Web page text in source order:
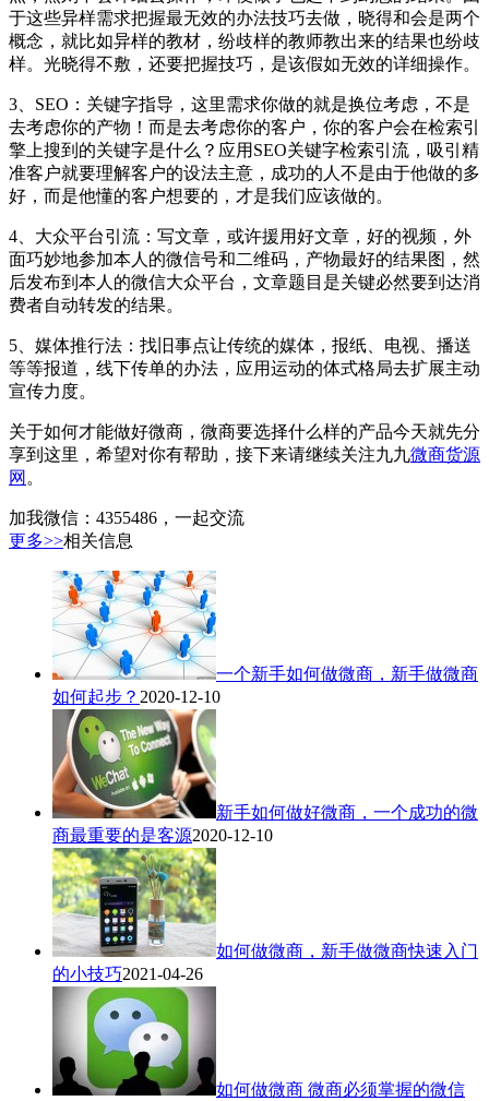
于这些异样需求把握最无效的办法技巧去做，晓得和会是两个
概念，就比如异样的教材，纷歧样的教师教出来的结果也纷歧
样。光晓得不敷，还要把握技巧，是该假如无效的详细操作。
3、SEO：关键字指导，这里需求你做的就是换位考虑，不是
去考虑你的产物！而是去考虑你的客户，你的客户会在检索引
擎上搜到的关键字是什么？应用SEO关键字检索引流，吸引精
准客户就要理解客户的设法主意，成功的人不是由于他做的多
好，而是他懂的客户想要的，才是我们应该做的。
4、大众平台引流：写文章，或许援用好文章，好的视频，外
面巧妙地参加本人的微信号和二维码，产物最好的结果图，然
后发布到本人的微信大众平台，文章题目是关键必然要到达消
费者自动转发的结果。
5、媒体推行法：找旧事点让传统的媒体，报纸、电视、播送
等等报道，线下传单的办法，应用运动的体式格局去扩展主动
宣传力度。
关于如何才能做好微商，微商要选择什么样的产品今天就先分
享到这里，希望对你有帮助，接下来请继续关注九九微商货源
网 。
加我微信：4355486，一起交流
更多>>相关信息
一个新手如何做微商，新手做微商
如何起步？ 2020-12-10
新手如何做好微商，一个成功的微
商最重要的是客源2020-12-10
如何做微商，新手做微商快速入门
的小技巧2021-04-26
如何做微商 微商必须掌握的微信